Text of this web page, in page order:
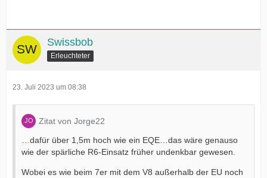
Swissbob
Erleuchteter
23. Juli 2023 um 08:38
Zitat von Jorge22
…dafür über 1,5m hoch wie ein EQE…das wäre genauso
wie der spärliche R6-Einsatz früher undenkbar gewesen.
Wobei es wie beim 7er mit dem V8 außerhalb der EU noch